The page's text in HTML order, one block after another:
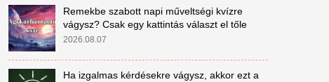
Remekbe szabott napi műveltségi kvízre
vágysz? Csak egy kattintás választ el tőle
2026.08.07
Ha izgalmas kérdésekre vágysz, akkor ezt a